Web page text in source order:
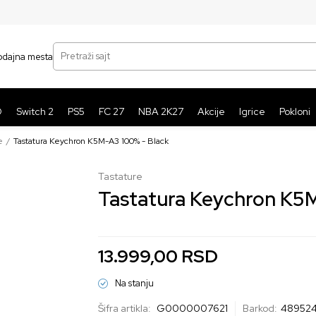
mesta Pretraži sajt
Switch 2 PS5 FC 27 NBA 2K27 Akcije Igrice Pokloni
Tastatura Keychron K5M-A3 100% - Black
Tastature
Tastatura Keychron
13.999,00 RSD
Na stanju
Šifra artikla: G0000007621 Barkod: